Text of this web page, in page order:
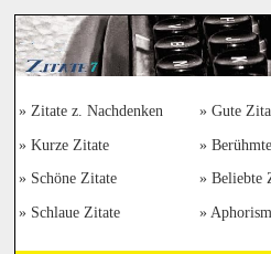
Zitate z. Nachdenken Gute
Kurze Zitate
Schöne Zitate Beliebte
Schlaue Zitate